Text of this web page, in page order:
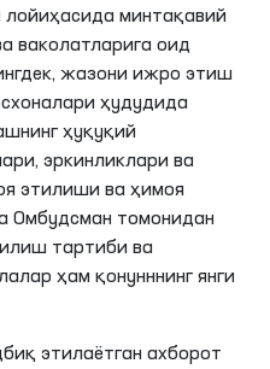
минтақавий
ваколатларига оид
жазони ижро этиш
ҳудудида
ҳуқуқий
эркинликлари ва
этилиши ва ҳимоя
Омбудсман томонидан
тартиби ва
ҳам қонунннинг янги
этилаётган ахборот